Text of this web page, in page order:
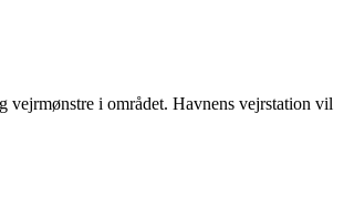
vejrmønstre i området. Havnens vejrstation vil